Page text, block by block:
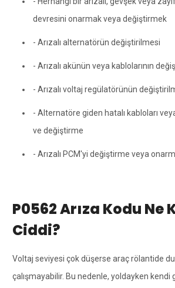
devresini onarmak veya değiştirmek
- Arızalı alternatörün değiştirilmesi
- Arızalı akünün veya kablolarının
- Arızalı voltaj regülatörünün
- Alternatöre giden hatalı kabloları
ve değiştirme
- Arızalı PCM'yi değiştirme veya
P0562 Arıza Kodu Ne
Ciddi?
Voltaj seviyesi çok düşerse araç rölantide
çalışmayabilir. Bu nedenle, yoldayken kendi